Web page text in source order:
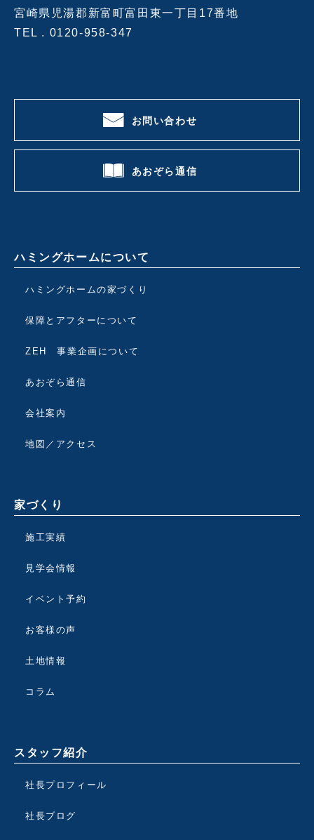
宮崎県児湯郡新富町富田東一丁目17番地
TEL . 0120-958-347
お問い合わせ
あおぞら通信
ハミングホームについて
ハミングホームの家づくり
保障とアフターについて
ZEH 事業企画について
あおぞら通信
会社案内
地図／アクセス
家づくり
施工実績
見学会情報
イベント予約
お客様の声
土地情報
コラム
スタッフ紹介
社長プロフィール
社長ブログ